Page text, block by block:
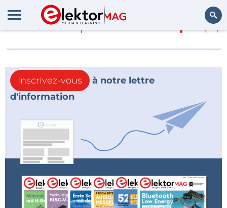
En savoir plus sur (0)
Inscrivez-vous
à notre lettre
d'information